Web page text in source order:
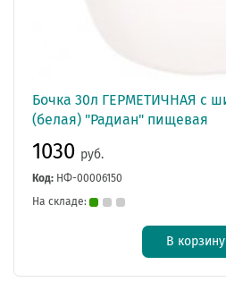
Бочка 30л ГЕРМЕТИЧНАЯ с
(белая) "Радиан" пищевая
1030 руб.
Код: НФ-00006150
На складе:
В корзину